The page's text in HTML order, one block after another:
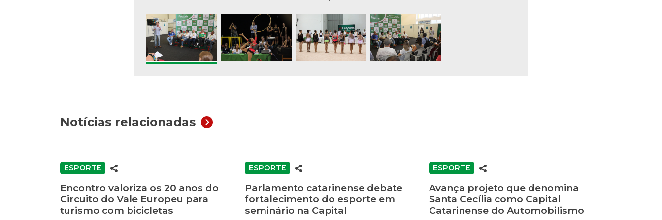
Notícias relacionadas
ESPORTE
Encontro valoriza os 20 anos do
Circuito do Vale Europeu para
turismo com bicicletas
ESPORTE
Parlamento catarinense debate
fortalecimento do esporte em
seminário na Capital
ESPORTE
Avança projeto que denomina
Santa Cecília como Capital
Catarinense do Automobilismo